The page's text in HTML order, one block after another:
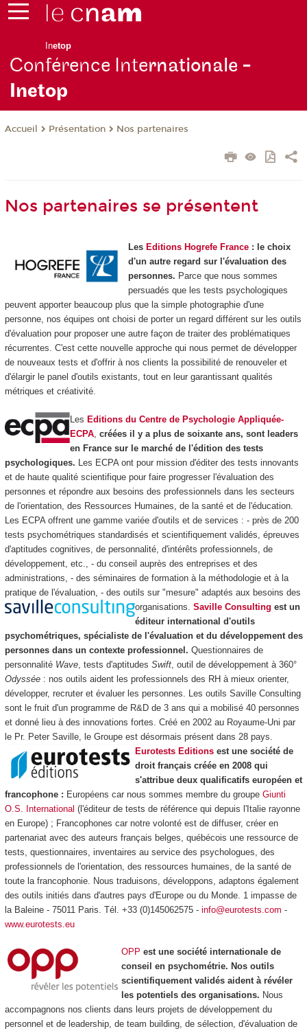
Inetop
Conférence Internationale -
Inetop
Accueil Présentation Nos partenaires
Nos partenaires se présentent
Les Editions Hogrefe France : le choix
d'un autre regard sur l'évaluation des
personnes. Parce que nous sommes
persuadés que les tests psychologiques
peuvent apporter beaucoup plus que la simple photographie d'une
personne, nos équipes ont choisi de porter un regard différent sur les outils
d'évaluation pour proposer une autre façon de traiter des problématiques
récurrentes. C'est cette nouvelle approche qui nous permet de développer
de nouveaux tests et d'offrir à nos clients la possibilité de renouveler et
d'élargir le panel d'outils existants, tout en leur garantissant qualités
métriques et créativité.
Les Editions du Centre de Psychologie Appliquée-
ECPA, créées il y a plus de soixante ans, sont leaders
en France sur le marché de l'édition des tests
psychologiques. Les ECPA ont pour mission d'éditer des tests innovants
et de haute qualité scientifique pour faire progresser l'évaluation des
personnes et répondre aux besoins des professionnels dans les secteurs
de l'orientation, des Ressources Humaines, de la santé et de l'éducation.
Les ECPA offrent une gamme variée d'outils et de services : - près de 200
tests psychométriques standardisés et scientifiquement validés, épreuves
d'aptitudes cognitives, de personnalité, d'intérêts professionnels, de
développement, etc., - du conseil auprès des entreprises et des
administrations, - des séminaires de formation à la méthodologie et à la
pratique de l'évaluation, - des outils sur "mesure" adaptés aux besoins des
organisations. Saville Consulting est un
éditeur international d'outils
psychométriques, spécialiste de l'évaluation et du développement des
personnes dans un contexte professionnel. Questionnaires de
personnalité Wave, tests d'aptitudes Swift, outil de développement à 360°
Odyssée: nos outils aident les professionnels des RH à mieux orienter,
développer, recruter et évaluer les personnes. Les outils Saville Consulting
sont le fruit d'un programme de R&D de 3 ans qui a mobilisé 40 personnes
et donné lieu à des innovations fortes. Créé en 2002 au Royaume-Uni par
le Pr. Peter Saville, le Groupe est désormais présent dans 28 pays.
Eurotests Editions est une société de
droit français créée en 2008 qui
s'attribue deux qualificatifs européen et
francophone : Européens car nous sommes membre du groupe Giunti
O.S. International (l'éditeur de tests de référence qui depuis l'Italie rayonne
en Europe) ; Francophones car notre volonté est de diffuser, créer en
partenariat avec des auteurs français belges, québécois une ressource de
tests, questionnaires, inventaires au service des psychologues, des
professionnels de l'orientation, des ressources humaines, de la santé de
toute la francophonie. Nous traduisons, développons, adaptons également
des outils initiés dans d'autres pays d'Europe ou du Monde. 1 impasse de
la Baleine - 75011 Paris. Tél. +33 (0)145062575 - info@eurotests.com -
www.eurotests.eu
OPP est une société internationale de
conseil en psychométrie. Nos outils
scientifiquement validés aident à révéler
les potentiels des organisations. Nous
accompagnons nos clients dans leurs projets de développement du
personnel et de leadership, de team building, de sélection, d'évaluation de